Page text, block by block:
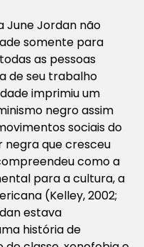
Jordan não
somente para
as pessoas
de seu trabalho
imprimiu um
negro assim
sociais do
negra que cresceu
como a
para a cultura, a
(Kelley, 2002;
estava
história de